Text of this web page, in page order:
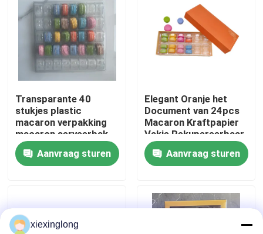
Over ons
Fabriekstocht
Kwaliteitscontrole
Neem contact met ons op
Nieuws
EPS EPP-schuim
Transparante 40
stukjes plastic
macaron verpakking
macaron serveerbak
Aanvraag sturen
Elegant Oranje het
Document van 24pcs
Macaron Kraftpapier
Vakje Rekupereerbaar
met Plastic Binnen
Aanvraag sturen
xiexinglong